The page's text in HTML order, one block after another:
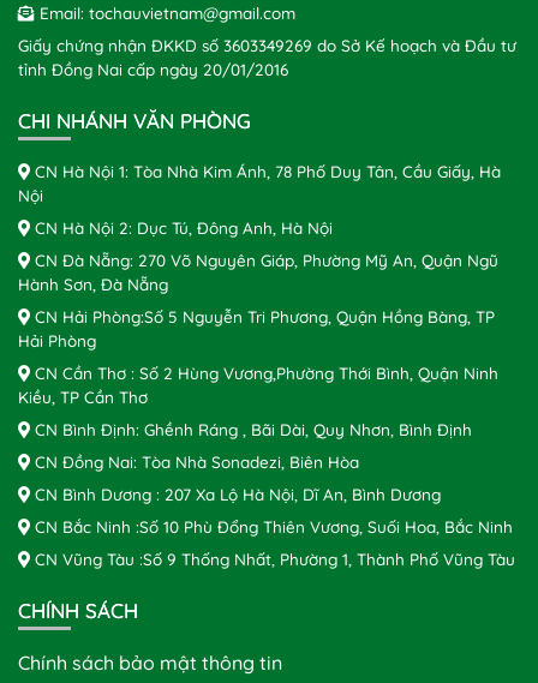
Email: tochauvietnam@gmail.com
Giấy chứng nhận ĐKKD số 3603349269 do Sở Kế hoạch và Đầu tư
tỉnh Đồng Nai cấp ngày 20/01/2016
CHI NHÁNH VĂN PHÒNG
CN Hà Nội 1: Tòa Nhà Kim Ánh, 78 Phố Duy Tân, Cầu Giấy, Hà
Nội
CN Hà Nội 2: Dục Tú, Đông Anh, Hà Nội
CN Đà Nẵng: 270 Võ Nguyên Giáp, Phường Mỹ An, Quận Ngũ
Hành Sơn, Đà Nẵng
CN Hải Phòng:Số 5 Nguyễn Tri Phương, Quận Hồng Bàng, TP
Hải Phòng
CN Cần Thơ : Số 2 Hùng Vương,Phường Thới Bình, Quận Ninh
Kiều, TP Cần Thơ
CN Bình Định: Ghềnh Ráng , Bãi Dài, Quy Nhơn, Bình Định
CN Đồng Nai: Tòa Nhà Sonadezi, Biên Hòa
CN Bình Dương : 207 Xa Lộ Hà Nội, Dĩ An, Bình Dương
CN Bắc Ninh :Số 10 Phù Đổng Thiên Vương, Suối Hoa, Bắc Ninh
CN Vũng Tàu :Số 9 Thống Nhất, Phường 1, Thành Phố Vũng Tàu
CHÍNH SÁCH
Chính sách bảo mật thông tin